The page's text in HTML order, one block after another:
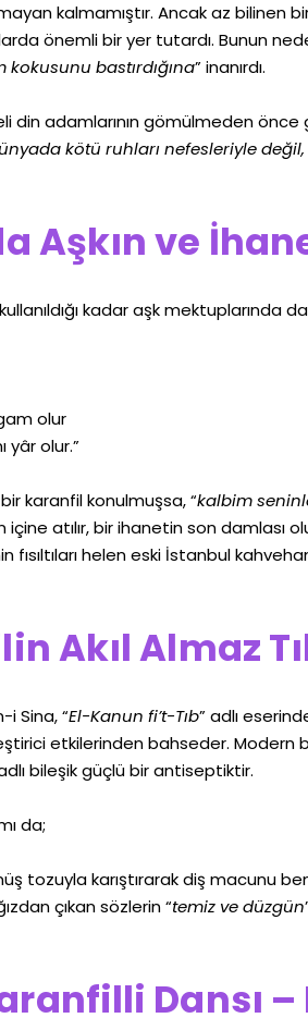
kalmamıştır. Ancak az bilinen
önemli bir yer tutardı. Bunun
kokusunu bastırdığına” inanırdı.
din adamlarının gömülmeden
kötü ruhları nefesleriyle
Aşkın ve
kadar aşk mektuplarında da
olur
yâr olur.”
karanfil konulmuşsa, “kalbim
atılır, bir ihanetin son damlası
fısıltıları helen eski İstanbul
Akıl Almaz
Sina, “El-Kanun fi’t-Tıb” adlı
etkilerinden bahseder. Modern
bileşik güçlü bir antiseptiktir.
da;
tozuyla karıştırarak diş macunu
çıkan sözlerin “temiz ve düzgün
Dansı –